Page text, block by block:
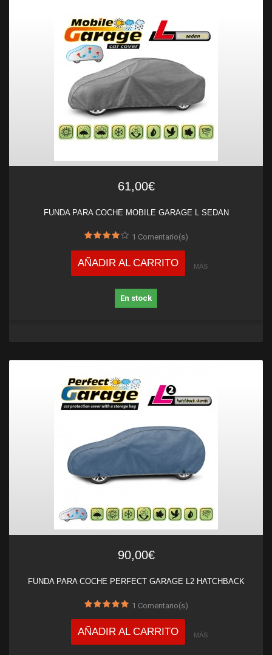
61,00€
FUNDA PARA COCHE MOBILE GARAGE L SEDAN
1 Comentario(s)
AÑADIR AL CARRITO MÁS
En stock
90,00€
FUNDA PARA COCHE PERFECT GARAGE L2 HATCHBACK
1 Comentario(s)
AÑADIR AL CARRITO MÁS